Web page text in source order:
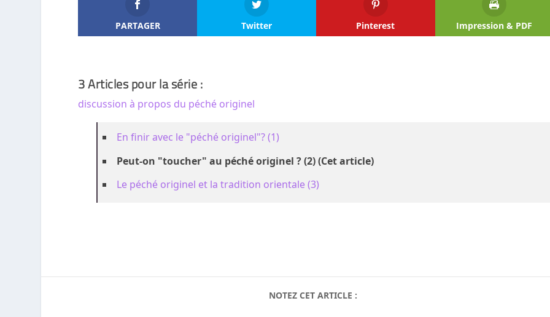
PARTAGER Twitter Pinterest Impression & PDF
3 Articles pour la série :
discussion à propos du péché originel
En finir avec le "péché originel"? (1)
Peut-on "toucher" au péché originel ? (2) (Cet article)
Le péché originel et la tradition orientale (3)
NOTEZ CET ARTICLE :